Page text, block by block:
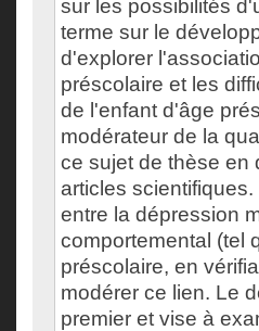
sur les possibilités
terme sur le
d'explorer
préscolaire et les
de l'enfant d'âge
modérateur de la
ce sujet de thèse en
articles
entre la dépression
comportemental (tel
préscolaire, en
modérer ce lien. Le
premier et vise à